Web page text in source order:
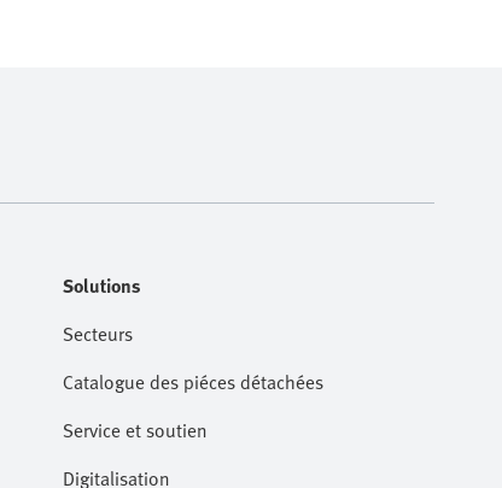
Solutions
Secteurs
Catalogue des piéces détachées
Service et soutien
Digitalisation